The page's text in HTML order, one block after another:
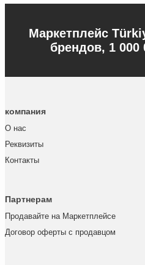
Маркетплейс
брендов, 1 000
компания
О нас
Реквизиты
Контакты
Партнерам
Продавайте на Маркетплейсе
Договор оферты с продавцом